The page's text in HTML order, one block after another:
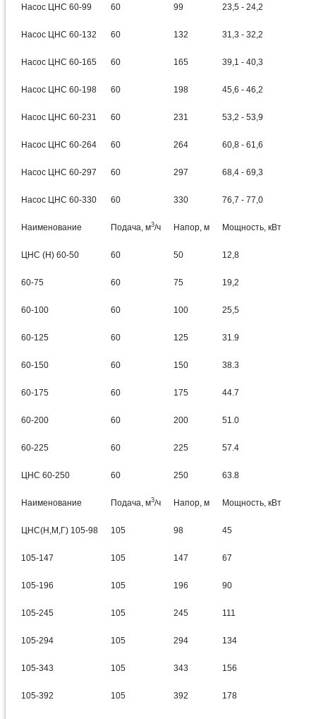
Насос ЦНС 60-99 60 99 23,5 - 24,2
Насос ЦНС 60-132 60 132 31,3 - 32,2
Насос ЦНС 60-165 60 165 39,1 - 40,3
Насос ЦНС 60-198 60 198 45,6 - 46,2
Насос ЦНС 60-231 60 231 53,2 - 53,9
Насос ЦНС 60-264 60 264 60,8 - 61,6
Насос ЦНС 60-297 60 297 68,4 - 69,3
Насос ЦНС 60-330 60 330 76,7 - 77,0
Наименование Подача, м3/ч Напор, м Мощность, кВт
ЦНС (Н) 60-50 60 50 12,8
60-75 60 75 19,2
60-100 60 100 25,5
60-125 60 125 31.9
60-150 60 150 38.3
60-175 60 175 44.7
60-200 60 200 51.0
60-225 60 225 57.4
ЦНС 60-250 60 250 63.8
Наименование Подача, м3/ч Напор, м Мощность, кВт
ЦНС(Н,М,Г) 105-98 105 98 45
105-147 105 147 67
105-196 105 196 90
105-245 105 245 111
105-294 105 294 134
105-343 105 343 156
105-392 105 392 178